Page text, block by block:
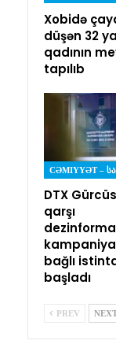
Xobidə
düşən 32
qadının
tapılıb
DTX
qarşı
bağlı
başladı
PREV